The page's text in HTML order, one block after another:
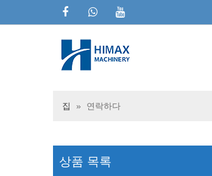
집 » 연락하다
상품 목록